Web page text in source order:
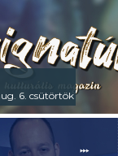
6. csütörtök